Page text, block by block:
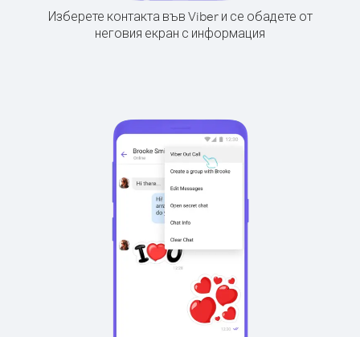
Изберете контакта във Viber и се обадете от
неговия екран с информация